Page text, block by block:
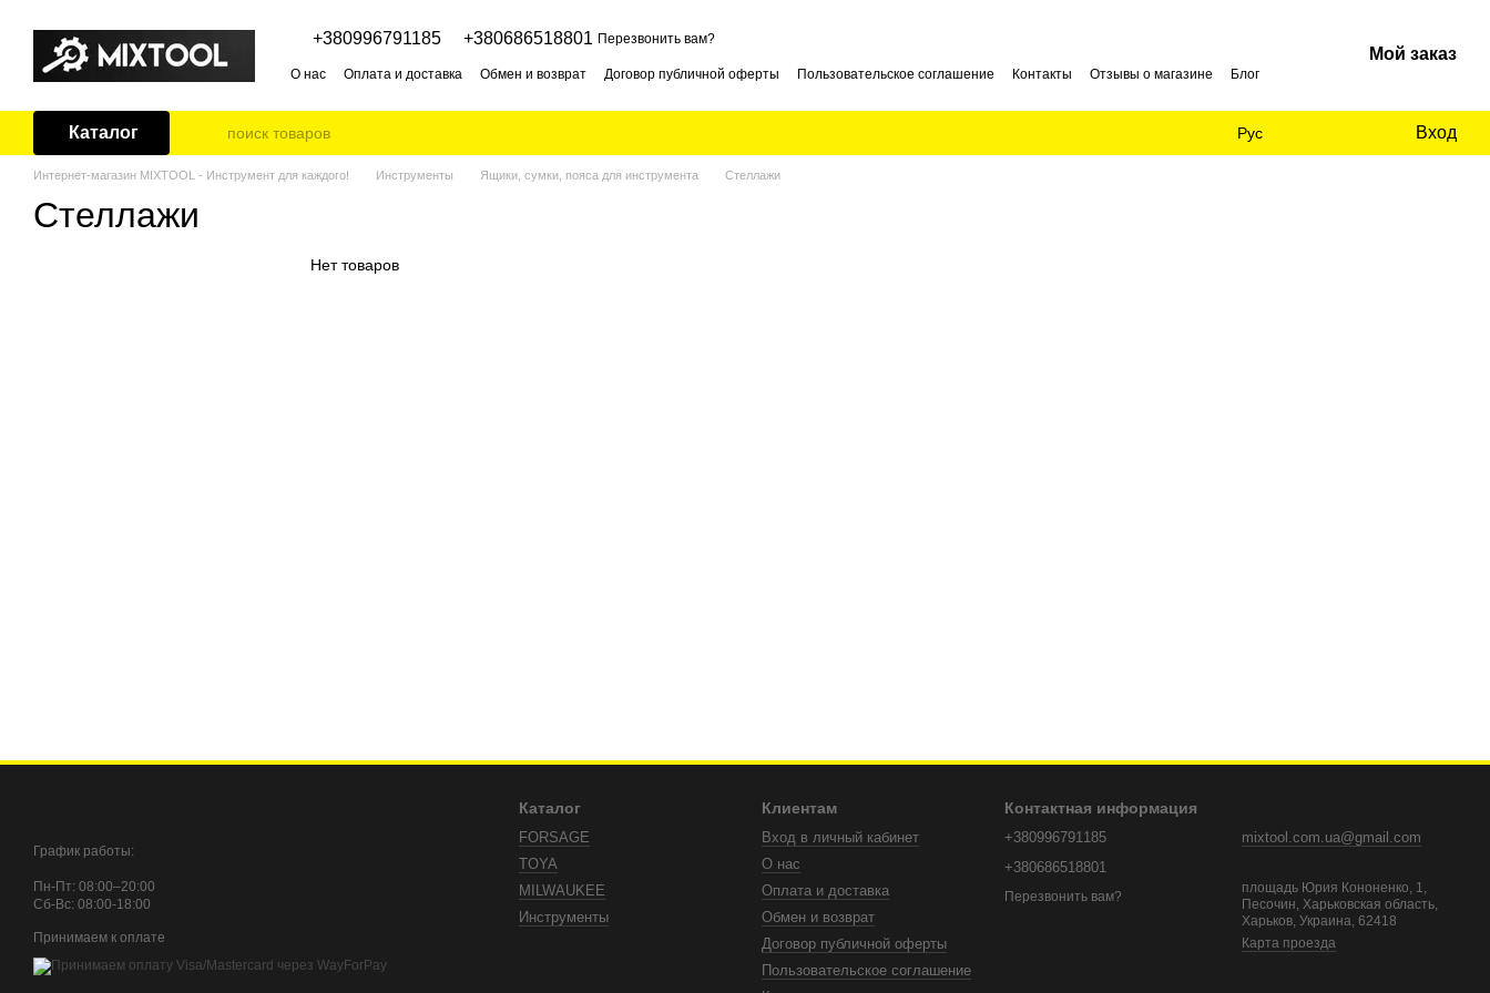
+380996791185 +380686518801 Перезвонить вам?
О нас Оплата и доставка Обмен и возврат Договор публичной оферты Пользовательское соглашение Контакты Отзывы о магазине Блог
Мой заказ
Каталог Рус Вход
Интернет-магазин MIXTOOL - Инструмент для каждого! Инструменты Ящики, сумки, пояса для инструмента Стеллажи
Стеллажи
Нет товаров
График работы:
Пн-Пт: 08:00–20:00
Сб-Вc: 08:00-18:00
Принимаем к оплате
Каталог
FORSAGE
TOYA
MILWAUKEE
Инструменты
Клиентам
Вход в личный кабинет
О нас
Оплата и доставка
Обмен и возврат
Договор публичной оферты
Пользовательское соглашение
Контактная информация
+380996791185
+380686518801
Перезвонить вам?
mixtool.com.ua@gmail.com
площадь Юрия Кононенко, 1,
Песочин, Харьковская область,
Харьков, Украина, 62418
Карта проезда